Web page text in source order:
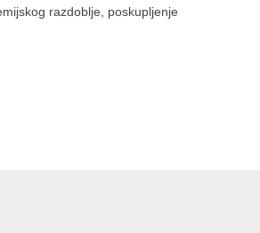
razdoblje, poskupljenje